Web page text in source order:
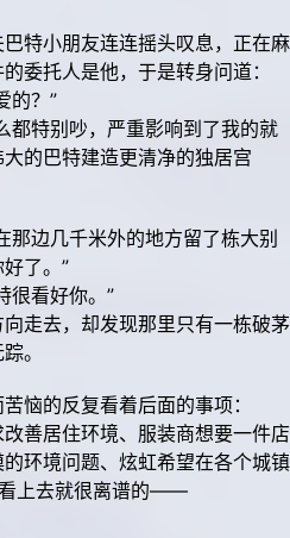
特小朋友连连摇头叹息，正在麻
委托人是他，于是转身问道：
的？”
都特别吵，严重影响到了我的就
的巴特建造更清净的独居宫
那边几千米外的地方留了栋大别
了。”
很看好你。”
走去，却发现那里只有一栋破茅
。
恼的反复看着后面的事项：
善居住环境、服装商想要一件店
环境问题、炫虹希望在各个城镇
上去就很离谱的——